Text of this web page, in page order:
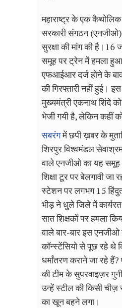
महाराष्ट्र के एक
सरकारी संगठन
सुरक्षा की मांग की है।16
समूह पर ट्रेन में हमला
एफआईआर दर्ज होने के
की गिरफ्तारी नहीं हुई।
मुख्यमंत्री एकनाथ शिंदे
भेजी गयी है, लेकिन कहीं
सबरंगमें छपी ख़बर के
शिरपुर विश्वमंडल
वाले एनजीओ का यह समूह
शिक्षा टूर पर बेलगावी जा
स्टेशन पर लगभग 15
भीड़ ने धुले जिले में
सात शिक्षकों पर हमला
वाले बार-बार इस
कॉन्स्टेंसियो से पूछ रहे थे
धर्मांतरण कराने जा रहे हैं?
की टीम के सुपरवाइज़र
उन्हें स्टील की किसी चीज़
का खून बहने लगा।